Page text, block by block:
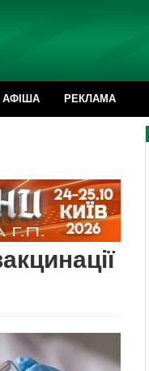
АФІША РЕКЛАМА